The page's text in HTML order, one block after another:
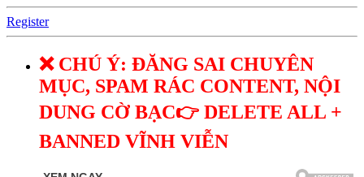
Register
❌ CHÚ Ý: ĐĂNG SAI CHUYÊN
MỤC, SPAM RÁC CONTENT, NỘI
DUNG CỜ BẠC👉 DELETE ALL +
BANNED VĨNH VIỄN